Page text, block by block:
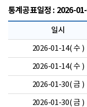
통계공표일정 : 2026-
일시
2026-01-14( 수 )
2026-01-14( 수 )
2026-01-30( 금 )
2026-01-30( 금 )